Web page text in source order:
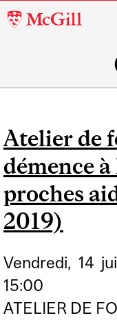
McGill
Atelier de
démence
proches
2019)
Vendredi, 14
15:00
ATELIER DE